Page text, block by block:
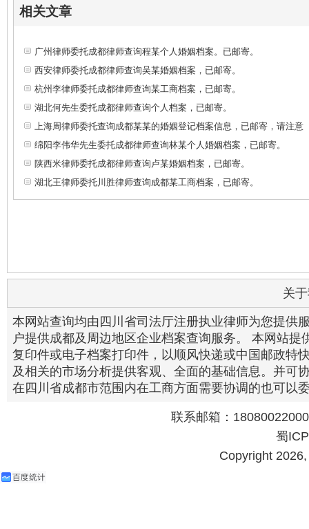
相关文章
广州律师委托成都律师查询程某个人婚姻档案。已邮寄。
西安律师委托成都律师查询吴某婚姻档案，已邮寄。
杭州李律师委托成都律师查询某工商档案，已邮寄。
湖北何先生委托成都律师查询个人档案，已邮寄。
上海周律师委托查询成都某某的婚姻登记档案信息，已邮寄，请注意
绵阳李伟华先生委托成都律师查询林某个人婚姻档案，已邮寄。
陕西米律师委托成都律师查询卢某婚姻档案，已邮寄。
湖北王律师委托川胜律师查询成都某工商档案，已邮寄。
关
本网站查询均由四川省司法厅注册执业律师为您提供
户提供成都及周边地区企业档案查询服务。 本网站
复印件或电子档案打印件，以顺风快递或中国邮政特
及相关的市场分析提供客观、全面的基础信息。并可
在四川省成都市范围内在工商方面需要协调的也可以
联系邮箱：
蜀
Copyright